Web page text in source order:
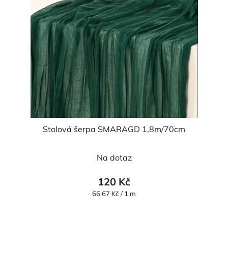
Stolová šerpa SMARAGD 1,8m/70cm
Na dotaz
120 Kč
Měrná
66,67 Kč / 1 m